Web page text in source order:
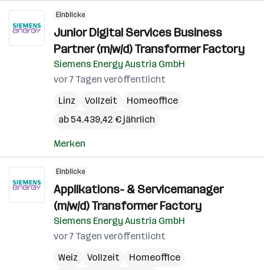
Einblicke
Junior Digital Services Business
Partner (m/w/d) Transformer Factory
Siemens Energy Austria GmbH
vor 7 Tagen veröffentlicht
Linz
Vollzeit
Homeoffice
ab 54.439,42 € jährlich
Merken
Einblicke
Applikations- & Servicemanager
(m/w/d) Transformer Factory
Siemens Energy Austria GmbH
vor 7 Tagen veröffentlicht
Weiz
Vollzeit
Homeoffice